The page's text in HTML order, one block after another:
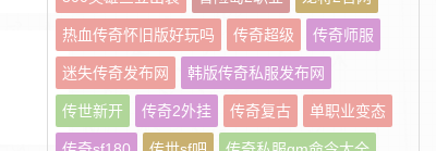
热血传奇怀旧版好玩吗 传奇超级 传奇师服
迷失传奇发布网 韩版传奇私服发布网
传世新开 传奇2外挂 传奇复古 单职业变态